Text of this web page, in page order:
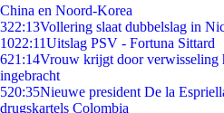
China en Noord-Korea
322:13Vollering slaat dubbelslag in
1022:11Uitslag PSV - Fortuna Sittard
621:14Vrouw krijgt door verwisseling
ingebracht
520:35Nieuwe president De la
drugskartels Colombia